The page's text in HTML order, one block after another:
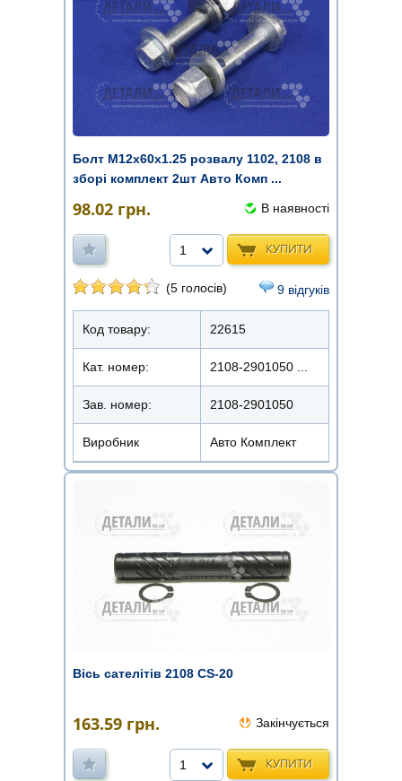
Болт М12х60х1.25 розвалу 1102, 2108 в
зборі комплект 2шт Авто Комп ...
98.02 грн. В наявності
КУПИТИ
1
(5 голосів) 9 відгуків
Код товару: 22615
Кат. номер: 2108-2901050 ...
Зав. номер: 2108-2901050
Виробник Авто Комплект
Вісь сателітів 2108 CS-20
163.59 грн. Закінчується
КУПИТИ
1